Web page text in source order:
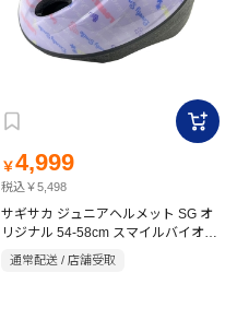
￥4,999
税込￥5,498
サギサカ ジュニアヘルメット SG オ
リジナル 54-58cm スマイルバイオレ
ット
通常配送 / 店舗受取